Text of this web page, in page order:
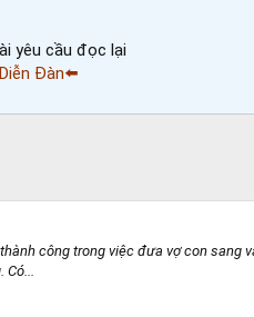
yêu cầu đọc lại
Đàn⬅️
công trong việc đưa vợ con sang